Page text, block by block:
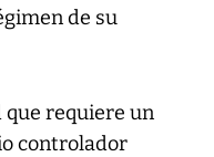
de su
que requiere un
controlador